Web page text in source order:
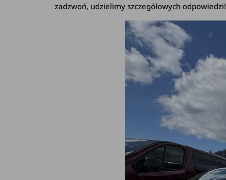
zadzwoń, udzielimy szczegółowych odpowiedzi!